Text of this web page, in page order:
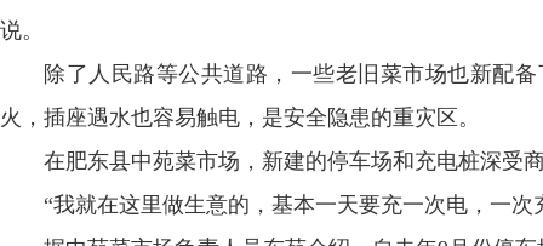
说。
除了人民路等公共道路，一些老旧菜市场也新配
火，插座遇水也容易触电，是安全隐患的重灾区。
在肥东县中苑菜市场，新建的停车场和充电桩深受
“我就在这里做生意的，基本一天要充一次电，一